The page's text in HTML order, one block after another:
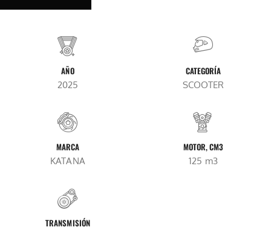
AÑO
2025
CATEGORÍA
SCOOTER
MARCA
KATANA
MOTOR, CM3
125 m3
TRANSMISIÓN